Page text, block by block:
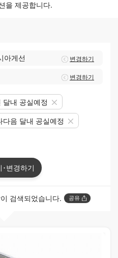
을 제공합니다.
아게선 변경하기
변경하기
달내 공실예정
다음 달내 공실예정
･변경하기
검색되었습니다. 공유